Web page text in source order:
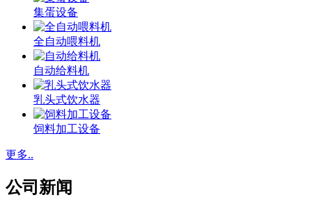
集蛋设备
全自动喂料机
自动给料机
乳头式饮水器
饲料加工设备
更多..
公司新闻